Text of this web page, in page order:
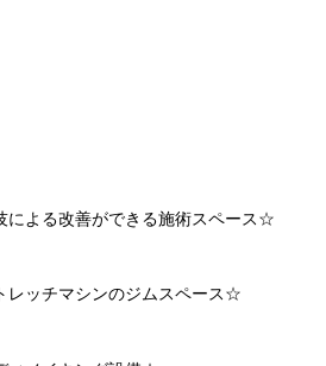
による改善ができる施術スペース☆
レッチマシンのジムスペース☆